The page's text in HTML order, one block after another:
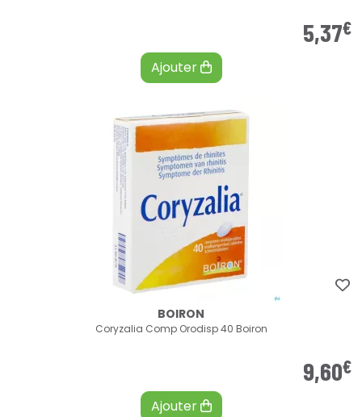
5,37€
Ajouter
BOIRON
Coryzalia Comp Orodisp 40 Boiron
9,60€
Ajouter